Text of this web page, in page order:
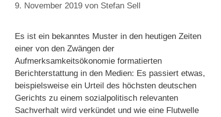
9. November 2019 von Stefan Sell
Es ist ein bekanntes Muster in den heutigen Zeiten
einer von den Zwängen der
Aufmerksamkeitsökonomie formatierten
Berichterstattung in den Medien: Es passiert etwas,
beispielsweise ein Urteil des höchsten deutschen
Gerichts zu einem sozialpolitisch relevanten
Sachverhalt wird verkündet und wie eine Flutwelle